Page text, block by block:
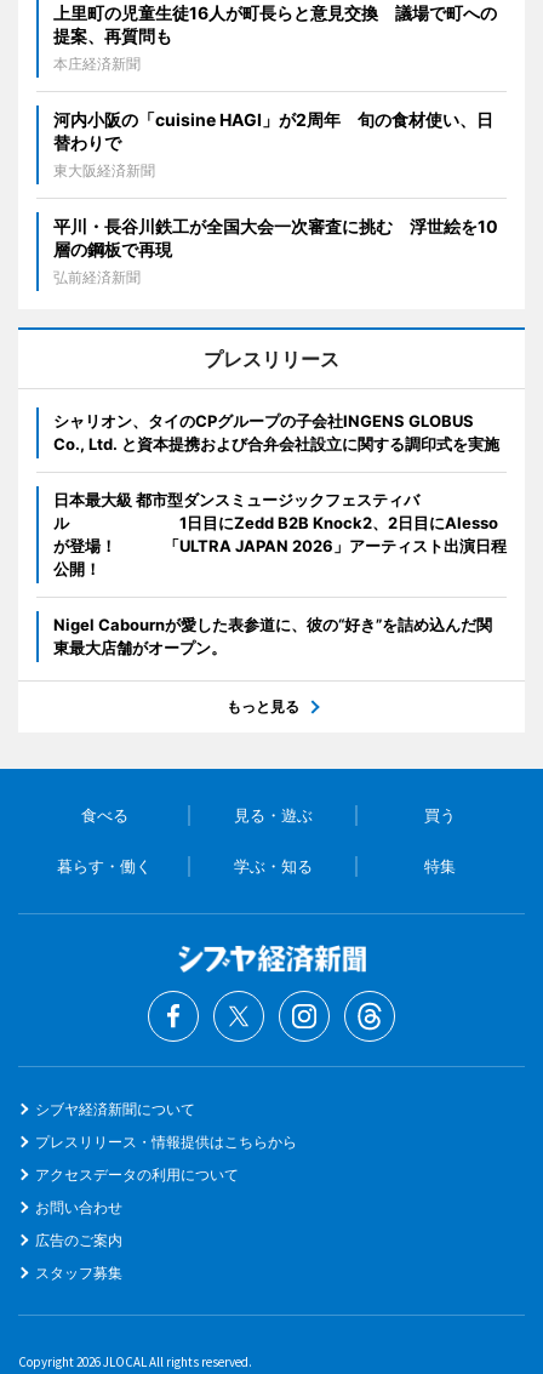
上里町の児童生徒16人が町長らと意見交換 議場で町への
提案、再質問も
本庄経済新聞
河内小阪の「cuisine HAGI」が2周年 旬の食材使い、日
替わりで
東大阪経済新聞
平川・長谷川鉄工が全国大会一次審査に挑む 浮世絵を10
層の鋼板で再現
弘前経済新聞
プレスリリース
シャリオン、タイのCPグループの子会社INGENS GLOBUS
Co., Ltd. と資本提携および合弁会社設立に関する調印式を実施
日本最大級 都市型ダンスミュージックフェスティバ
ル 1日目にZedd B2B Knock2、2日目にAlesso
が登場！ 「ULTRA JAPAN 2026」アーティスト出演日程
公開！
Nigel Cabournが愛した表参道に、彼の“好き”を詰め込んだ関
東最大店舗がオープン。
もっと見る
食べる 見る・遊ぶ 買う
暮らす・働く 学ぶ・知る 特集
シブヤ経済新聞について
プレスリリース・情報提供はこちらから
アクセスデータの利用について
お問い合わせ
広告のご案内
スタッフ募集
Copyright 2026 JLOCAL All rights reserved.